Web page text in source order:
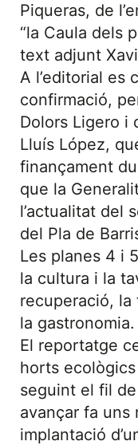
Piqueras, de
“la Caula dels
text adjunt
A l’editorial es
confirmació,
Dolors Ligero i
Lluís López,
finançament
que la
l’actualitat del
del Pla de
Les planes 4 i
la cultura i la
recuperació, la
la gastronomia.
El reportatge
horts
seguint el fil
avançar fa uns
implantació